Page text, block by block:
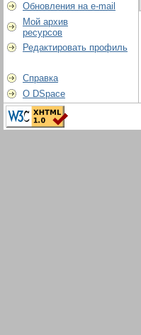
Обновления на e-mail
Мой архив
ресурсов
Редактировать профиль
Справка
О DSpace